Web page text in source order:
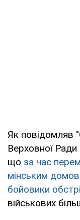
Як повідомляв
Верховної
що за час
мінським
бойовики
військових